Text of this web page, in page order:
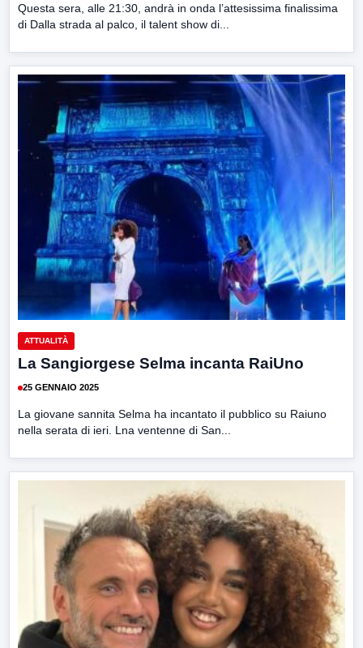
Questa sera, alle 21:30, andrà in onda l’attesissima finalissima
di Dalla strada al palco, il talent show di...
ATTUALITÀ
La Sangiorgese Selma incanta RaiUno
25 GENNAIO 2025
La giovane sannita Selma ha incantato il pubblico su Raiuno
nella serata di ieri. Lna ventenne di San...